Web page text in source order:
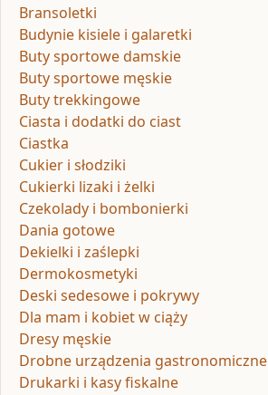
Bransoletki
Budynie kisiele i galaretki
Buty sportowe damskie
Buty sportowe męskie
Buty trekkingowe
Ciasta i dodatki do ciast
Ciastka
Cukier i słodziki
Cukierki lizaki i żelki
Czekolady i bombonierki
Dania gotowe
Dekielki i zaślepki
Dermokosmetyki
Deski sedesowe i pokrywy
Dla mam i kobiet w ciąży
Dresy męskie
Drobne urządzenia gastronomiczne
Drukarki i kasy fiskalne